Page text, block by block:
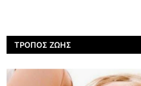
ΤΡΌΠΟΣ ΖΩΉΣ